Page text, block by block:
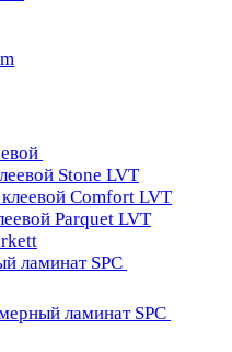
Stone LVT
Comfort LVT
Parquet LVT
ламинат SPC
ламинат SPC